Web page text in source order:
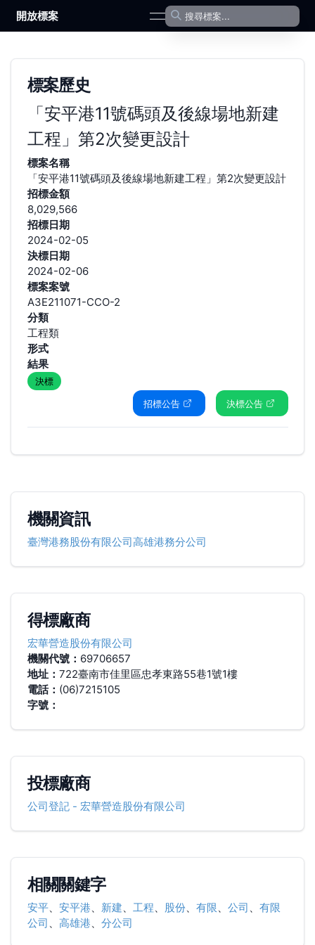
開放標案 open navigation menu
標案歷史
「安平港11號碼頭及後線場地新建
工程」第2次變更設計
標案名稱
「安平港11號碼頭及後線場地新建工程」第2次變更設計
招標金額
8,029,566
招標日期
2024-02-05
決標日期
2024-02-06
標案案號
A3E211071-CCO-2
分類
工程類
形式
結果
決標
招標公告
決標公告
機關資訊
臺灣港務股份有限公司高雄港務分公司
得標廠商
宏華營造股份有限公司
機關代號： 69706657
地址： 722臺南市佳里區忠孝東路55巷1號1樓
電話： (06)7215105
字號：
投標廠商
公司登記- 宏華營造股份有限公司
相關關鍵字
安平、 安平港、 新建、 工程、 股份、 有限、 公司 、 有限
公司 、 高雄港、 分公司